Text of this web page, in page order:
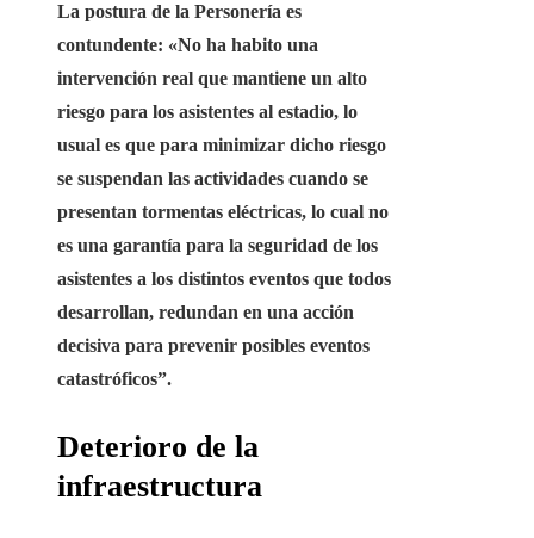
La postura de la Personería es
contundente: «No ha habito una
intervención real que mantiene un alto
riesgo para los asistentes al estadio, lo
usual es que para minimizar dicho riesgo
se suspendan las actividades cuando se
presentan tormentas eléctricas, lo cual no
es una garantía para la seguridad de los
asistentes a los distintos eventos que todos
desarrollan, redundan en una acción
decisiva para prevenir posibles eventos
catastróficos”.
Deterioro de la
infraestructura